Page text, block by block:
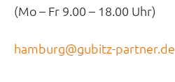
(Mo – Fr 9.00 – 18.00 Uhr)
hamburg@gubitz-partner.de